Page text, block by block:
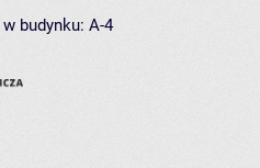
budynku: A-4